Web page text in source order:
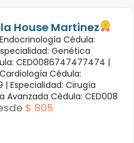
House Martinez
Cédula:
Genética
CED0086747477474 |
Cédula:
| Especialidad: Cirugía
Avanzada Cédula: CED008
$ 805